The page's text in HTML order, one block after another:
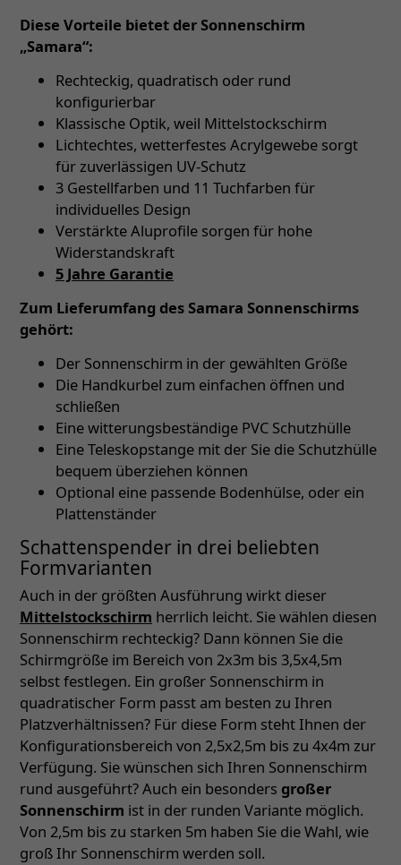
Diese Vorteile bietet der Sonnenschirm
„Samara“:
Rechteckig, quadratisch oder rund
konfigurierbar
Klassische Optik, weil Mittelstockschirm
Lichtechtes, wetterfestes Acrylgewebe sorgt
für zuverlässigen UV-Schutz
3 Gestellfarben und 11 Tuchfarben für
individuelles Design
Verstärkte Aluprofile sorgen für hohe
Widerstandskraft
5 Jahre Garantie
Zum Lieferumfang des Samara Sonnenschirms
gehört:
Der Sonnenschirm in der gewählten Größe
Die Handkurbel zum einfachen öffnen und
schließen
Eine witterungsbeständige PVC Schutzhülle
Eine Teleskopstange mit der Sie die Schutzhülle
bequem überziehen können
Optional eine passende Bodenhülse, oder ein
Plattenständer
Schattenspender in drei beliebten
Formvarianten
Auch in der größten Ausführung wirkt dieser
Mittelstockschirm herrlich leicht. Sie wählen diesen
Sonnenschirm rechteckig? Dann können Sie die
Schirmgröße im Bereich von 2x3m bis 3,5x4,5m
selbst festlegen. Ein großer Sonnenschirm in
quadratischer Form passt am besten zu Ihren
Platzverhältnissen? Für diese Form steht Ihnen der
Konfigurationsbereich von 2,5x2,5m bis zu 4x4m zur
Verfügung. Sie wünschen sich Ihren Sonnenschirm
rund ausgeführt? Auch ein besonders großer
Sonnenschirm ist in der runden Variante möglich.
Von 2,5m bis zu starken 5m haben Sie die Wahl, wie
groß Ihr Sonnenschirm werden soll.